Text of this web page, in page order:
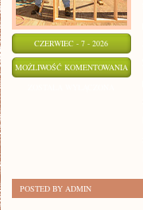
CZERWIEC - 7 - 2026
MOŻLIWOŚĆ KOMENTOWANIA
POSTED BY ADMIN